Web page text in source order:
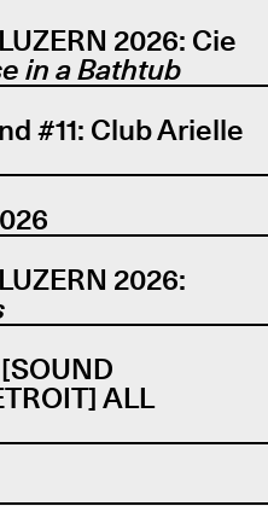
2026: Cie
in a Bathtub
#11: Club Arielle
2026:
ALL